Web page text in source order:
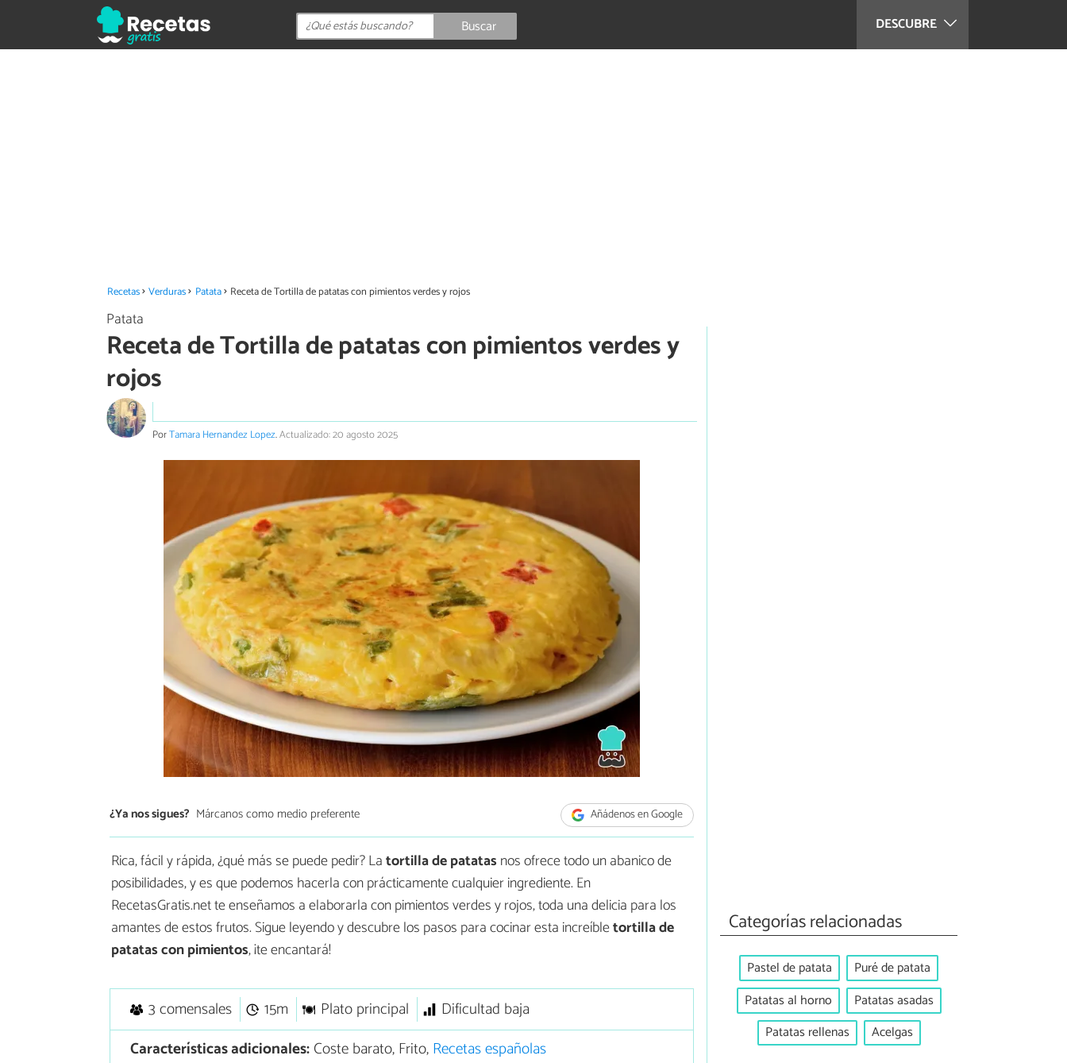
DESCUBRE
Buscar
Recetas Verduras Patata Receta de Tortilla de patatas con pimientos verdes y rojos
Patata
Receta de Tortilla de patatas con pimientos verdes y
rojos
PorTamara Hernandez Lopez.Actualizado: 20 agosto 2025
¿Ya nos sigues? Márcanos como medio preferente Añádenos en Google
Rica, fácil y rápida, ¿qué más se puede pedir? Latortilla de patatas nos ofrece todo un abanico de
posibilidades, y es que podemos hacerla con prácticamente cualquier ingrediente. En
RecetasGratis.net te enseñamos a elaborarla con pimientos verdes y rojos, toda una delicia para los
amantes de estos frutos. Sigue leyendo y descubre los pasos para cocinar esta increíbletortilla de
patatas con pimientos, ¡te encantará!
3 comensales 15m Plato principal
Dificultad baja
Características adicionales:Coste barato, Frito,Recetas españolas
Categorías relacionadas
Pastel de patata
Puré de patata
Patatas al horno
Patatas asadas
Patatas rellenas
Acelgas